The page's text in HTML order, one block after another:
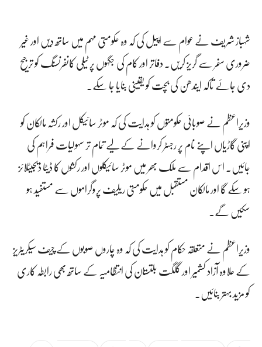
شہباز شریف نے عوام سے اپیل کی کہ وہ حکومتی مہم میں ساتھ دیں اور غیر
ضروری سفر سے گریز کریں۔ دفاتر اور کام کی جگہوں پر ٹیلی کانفرنسنگ کو ترجیح
دی جائے تاکہ ایندھن کی بچت کو یقینی بنایا جا سکے۔
وزیراعظم نے صوبائی حکومتوں کو ہدایت کی کہ موٹر سائیکل اور رکشہ مالکان کو
اپنی گاڑیاں اپنے نام پر رجسٹر کروانے کے لیے تمام تر سہولیات فراہم کی
جائیں۔ اس اقدام سے ملک بھر میں موٹر سائیکلوں اور رکشوں کا ڈیٹا ڈیجیٹلائز
ہو سکے گا اور مالکان مستقبل میں حکومتی ریلیف پروگراموں سے مستفید ہو
سکیں گے۔
وزیراعظم نے متعلقہ حکام کو ہدایت کی کہ وہ چاروں صوبوں کے چیف سیکریٹریز
کے علاوہ آزاد کشمیر اور گلگت بلتستان کی انتظامیہ کے ساتھ بھی رابطہ کاری
کو مزید بہتر بنائیں۔